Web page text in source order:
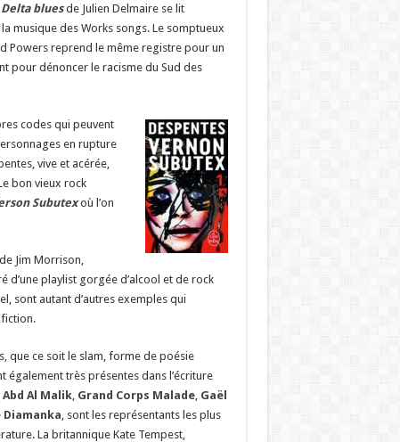
Delta bluesde Julien Delmaire se lit
musique des Works songs. Le somptueux
Powers reprend le même registre pour un
pour dénoncer le racisme du Sud des
codes qui peuvent
en rupture
vive et acérée,
bon vieux rock
Subutexoù l’on
Jim Morrison,
playlist gorgée d’alcool et de rock
sont autant d’autres exemples qui
que ce soit le slam, forme de poésie
également très présentes dans l’écriture
Abd Al Malik, Grand Corps Malade, Gaël
Diamanka , sont les représentants les plus
La britannique Kate Tempest,